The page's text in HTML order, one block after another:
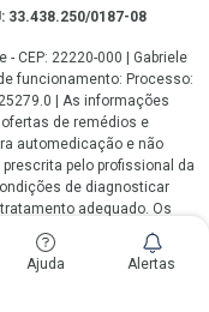
Ajuda Alertas
33.438.250/0187-08
- CEP: 22220-000 | Gabriele
funcionamento: Processo:
| As informações
de remédios e
automedicação e não
pelo profissional da
de diagnosticar
adequado. Os
compras via internet. As
ilustrativas. *Preços e
do dia. Antibióticos e